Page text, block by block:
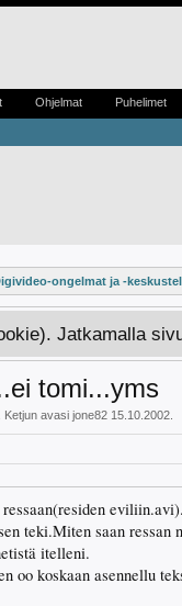
ongelmat ja -
Jatkamalla
tomi...yms
Ketjun avasi jone82 15.10.2002
teki.Miten saan
itelleni.
oo koskaan asennellu
Ohjelmat Puhelimet